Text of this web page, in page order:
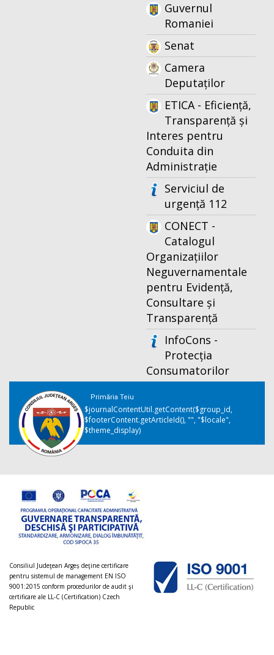
Guvernul
Romaniei
Senat
Camera
Deputaților
ETICA - Eficiență,
Transparență și
Interes pentru
Conduita din
Administrație
Serviciul de
urgență 112
CONECT -
Catalogul
Organizațiilor
Neguvernamentale
pentru Evidență,
Consultare și
Transparență
InfoCons -
Protecția
Consumatorilor
Primăria Teiu
$journalContentUtil.getContent($group_id,
$footerContent.getArticleId(), "", "$locale",
$theme_display)
Consiliul Judeţean Argeș deţine certificare
pentru sistemul de management EN ISO
9001:2015 conform procedurilor de audit şi
certificare ale LL-C (Certification) Czech
Republic